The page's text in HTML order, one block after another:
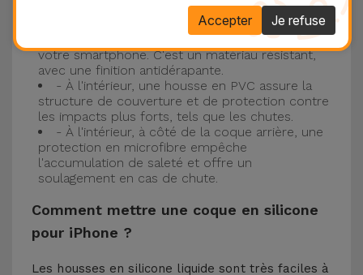
- Une première couche de silicone liquide
donne de la couleur et une couverture
complète à la coque arrière et au bord latéral de
votre smartphone. C'est un matériau résistant,
avec une finition antidérapante.
- À l'intérieur, une housse en PVC assure la
structure de couverture et de protection contre
les impacts plus forts, tels que les chutes.
- À l'intérieur, à côté de la coque arrière, une
protection en microfibre empêche
l'accumulation de saleté et offre un
soulagement en cas de chute.
Comment mettre une coque en silicone
pour iPhone ?
Les housses en silicone liquide sont très faciles à
Je refuse
Accepter